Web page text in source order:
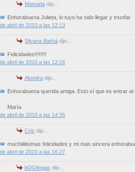
Manuela dijo...
Enhorabuena Julieta, lo tuyo ha sido llegar y triunfar.
abril de 2010 a las 12:13
Silvana Barbá dijo...
Felicidades!!!!!!!!
abril de 2010 a las 12:16
Alondra dijo...
Enhorabuena querida amiga. Esto sí que es entrar
María
abril de 2010 a las 14:35
Cris dijo...
muchiiiiiisimas felicidades y mi mas sincera
abril de 2010 a las 16:27
bOOlingas dijo...